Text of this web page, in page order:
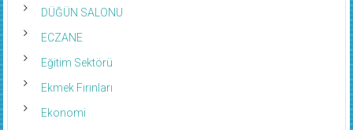
DÜĞÜN SALONU
ECZANE
Eğitim Sektörü
Ekmek Fırınları
Ekonomi